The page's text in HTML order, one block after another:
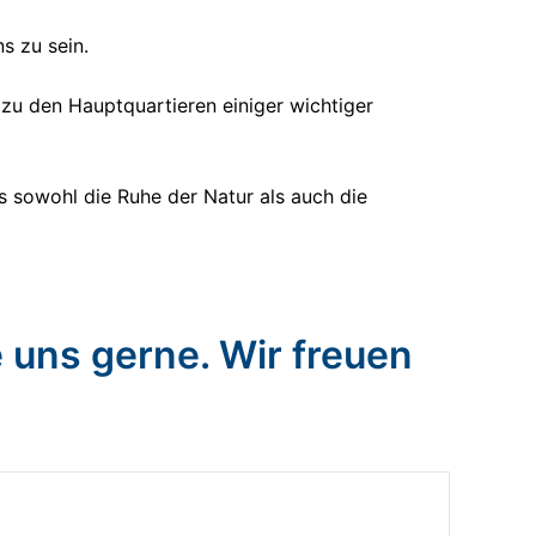
zu sein.
den Hauptquartieren einiger wichtiger
sowohl die Ruhe der Natur als auch die
gerne. Wir freuen